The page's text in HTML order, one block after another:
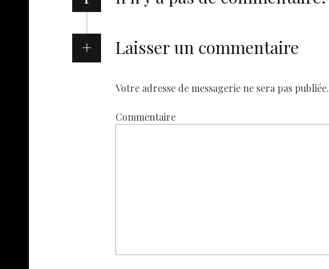
Laisser un commentaire
Votre adresse de messagerie ne sera pas publiée.
Commentaire